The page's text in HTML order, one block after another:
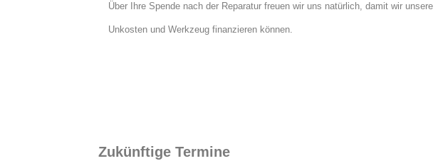
Über Ihre Spende nach der Reparatur freuen wir uns natürlich, damit wir unsere
Unkosten und Werkzeug finanzieren können.
Zukünftige Termine